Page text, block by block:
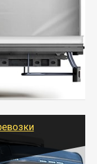
догруз
от 200 кг в
Попутные
обходятся
по нужному
при перевозке.